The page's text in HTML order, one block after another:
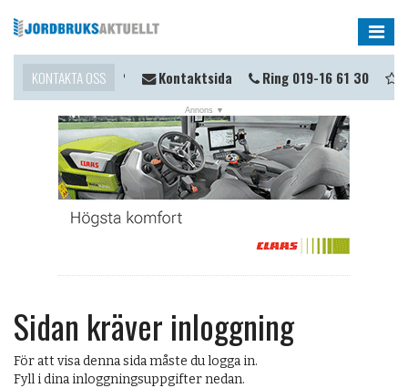
KONTAKTA OSS
du komma i kontakt? Kontaktsida Ring 019-16 61 30
Sidan kräver inloggning
För att visa denna sida måste du logga in.
Fyll i dina inloggningsuppgifter nedan.